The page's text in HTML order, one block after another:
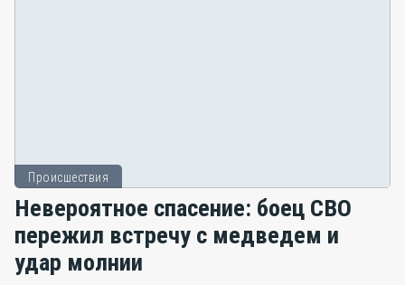
Происшествия
Невероятное спасение: боец СВО
пережил встречу с медведем и
удар молнии